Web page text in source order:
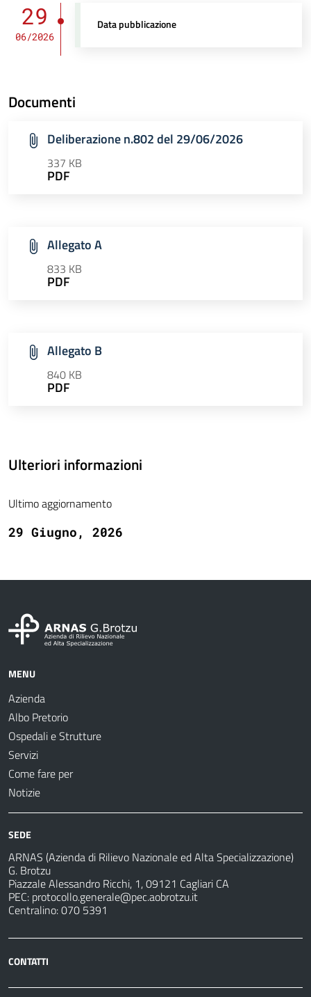
29
06/2026
Data pubblicazione
Documenti
Deliberazione n.802 del 29/06/2026
337 KB
PDF
Allegato A
833 KB
PDF
Allegato B
840 KB
PDF
Ulteriori informazioni
Ultimo aggiornamento
29 Giugno, 2026
MENU
Azienda
Albo Pretorio
Ospedali e Strutture
Servizi
Come fare per
Notizie
SEDE
ARNAS (Azienda di Rilievo Nazionale ed Alta Specializzazione)
G. Brotzu
Piazzale Alessandro Ricchi, 1, 09121 Cagliari CA
PEC: protocollo.generale@pec.aobrotzu.it
Centralino: 070 5391
CONTATTI